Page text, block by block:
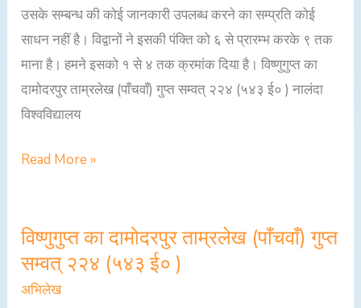
उसके सम्बन्ध की कोई जानकारी उपलब्ध करने का सम्प्रति कोई
साधन नहीं है। विद्वानों ने इसकी पंक्ति को ६ से प्रारम्भ करके ९ तक
माना है। हमने इसको १ से ४ तक क्रमांक दिया है। विष्णुगुप्त का
दामोदरपुर ताम्रलेख (पाँचवाँ) गुप्त सम्वत् २२४ (५४३ ई० ) नालंदा
विश्वविद्यालय
Read More »
विष्णुगुप्त का दामोदरपुर ताम्रलेख (पाँचवाँ) गुप्त
सम्वत् २२४ (५४३ ई० )
अभिलेख
विष्णुगुप्त
का
दामोदरपुर